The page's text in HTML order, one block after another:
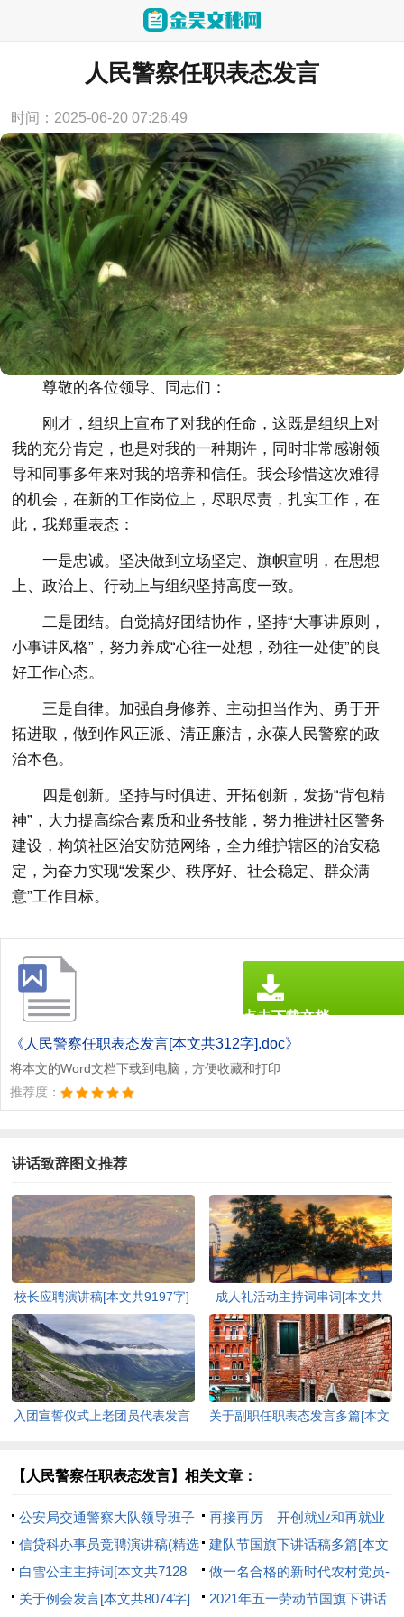
当前位置： 首页 > 讲话致辞
人民警察任职表态发言
时间：2025-06-20 07:26:49
尊敬的各位领导、同志们：
刚才，组织上宣布了对我的任命，这既是组织上对
我的充分肯定，也是对我的一种期许，同时非常感谢领
导和同事多年来对我的培养和信任。我会珍惜这次难得
的机会，在新的工作岗位上，尽职尽责，扎实工作，在
此，我郑重表态：
一是忠诚。坚决做到立场坚定、旗帜宣明，在思想
上、政治上、行动上与组织坚持高度一致。
二是团结。自觉搞好团结协作，坚持“大事讲原则，
小事讲风格”，努力养成“心往一处想，劲往一处使”的良
好工作心态。
三是自律。加强自身修养、主动担当作为、勇于开
拓进取，做到作风正派、清正廉洁，永葆人民警察的政
治本色。
四是创新。坚持与时俱进、开拓创新，发扬“背包精
神”，大力提高综合素质和业务技能，努力推进社区警务
建设，构筑社区治安防范网络，全力维护辖区的治安稳
定，为奋力实现“发案少、秩序好、社会稳定、群众满
意”工作目标。
《人民警察任职表态发言[本文共312字].doc》
将本文的Word文档下载到电脑，方便收藏和打印
推荐度：
点击下载文档
文档为doc格式
讲话致辞图文推荐
校长应聘演讲稿[本文共9197字]
成人礼活动主持词串词[本文共
4517字]
入团宣誓仪式上老团员代表发言
关于副职任职表态发言多篇[本文
【人民警察任职表态发言】相关文章：
公安局交通警察大队领导班子
教育整顿专题组织生活会个人发
言提纲[本文共1393字]
再接再厉 开创就业和再就业
工作新局面[本文共16419字]
信贷科办事员竞聘演讲稿(精选
多篇)[本文共6880字]
建队节国旗下讲话稿多篇[本文
共2737字]
白雪公主主持词[本文共7128
字]
做一名合格的新时代农村党员-
-农村党员冬训党课讲稿[本文共
关于例会发言[本文共8074字] 2021年五一劳动节国旗下讲话